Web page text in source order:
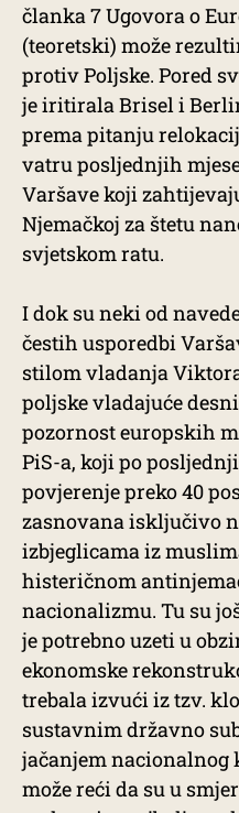
članka 7 Ugovora o
(teoretski) može
protiv Poljske. Pored
je iritirala Brisel i
prema pitanju
vatru posljednjih
Varšave koji
Njemačkoj za štetu
svjetskom ratu.
I dok su neki od
čestih usporedbi
stilom vladanja
poljske vladajuće
pozornost europskih
PiS-a, koji po
povjerenje preko 40
zasnovana isključivo
izbjeglicama iz
histeričnom
nacionalizmu. Tu su
je potrebno uzeti u
ekonomske
trebala izvući iz tzv.
sustavnim državno
jačanjem nacionalnog
može reći da su u